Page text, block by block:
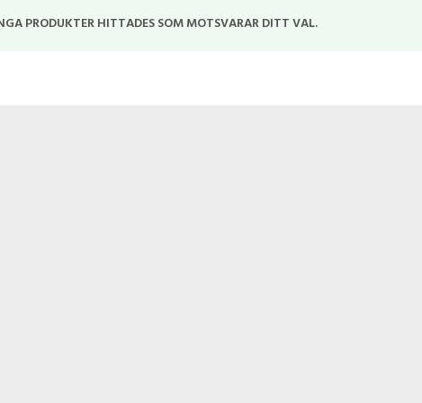
PRODUKTER HITTADES SOM MOTSVARAR DITT VAL.